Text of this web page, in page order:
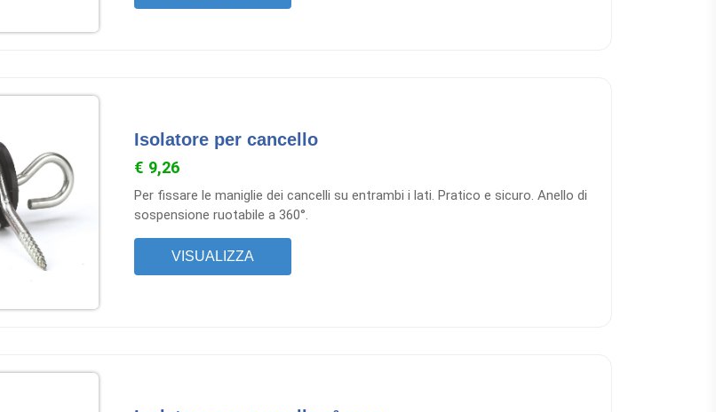
Isolatore per cancello
€ 9,26
Per fissare le maniglie dei cancelli su entrambi i lati. Pratico e sicuro. Anello di
sospensione ruotabile a 360°.
VISUALIZZA